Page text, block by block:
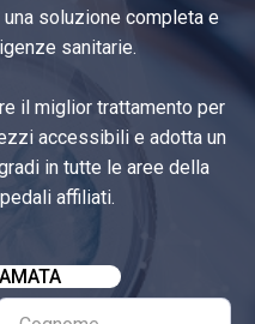
soluzione completa e
sanitarie.
il miglior trattamento per
accessibili e adotta un
in tutte le aree della
affiliati.